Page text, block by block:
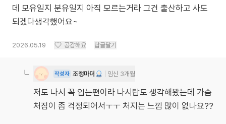
데 모유일지 분유일지 아직 모르는거라 그건 출산하고 사도
되겠다생각했어요~
2026.05.19 공감해요 답글달기
작성자 조랭마더 임신 3개월
저도 나시 꼭 입는편이라 나시탑도 생각해봤는데 가슴
처짐이 좀 걱정되어서ㅜㅜ 처지는 느낌 많이 없나요??